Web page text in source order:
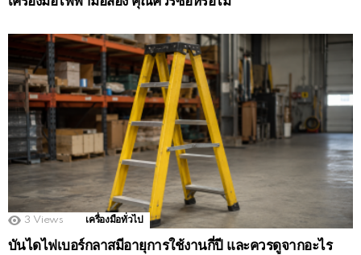
3 Views เครื่องมือทั่วไป
บันไดไฟเบอร์กลาสมีอายุการใช้งานกี่ปี และควรดูจากอะไร